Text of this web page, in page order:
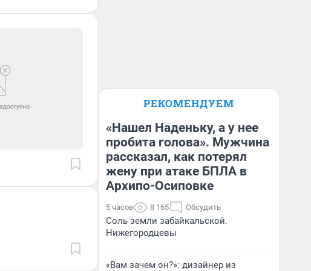
РЕКОМЕНДУЕМ
«Нашел Наденьку, а у нее
пробита голова». Мужчина
рассказал, как потерял
жену при атаке БПЛА в
Архипо-Осиповке
5 часов 8 165 Обсудить
Соль земли забайкальской.
Нижегородцевы
«Вам зачем он?»: дизайнер из